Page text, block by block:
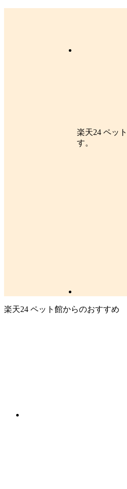
楽天24 ペッ
す。
楽天24 ペット館からのおすすめ